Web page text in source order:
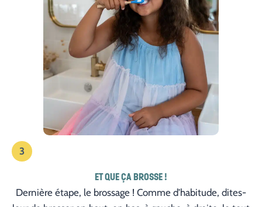
3
ET QUE ÇA BROSSE !
Dernière étape, le brossage ! Comme d’habitude, dites-